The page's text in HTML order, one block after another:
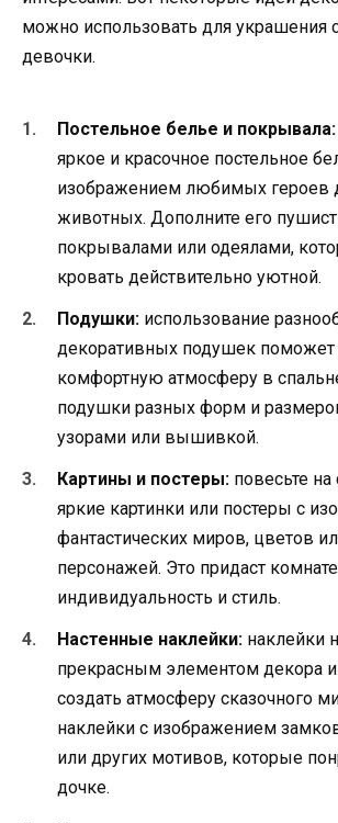
можно использовать для украшения
девочки.
Постельное белье и покрывала:
яркое и красочное постельное
изображением любимых героев
животных. Дополните его
покрывалами или одеялами,
кровать действительно уютной.
Подушки: использование
декоративных подушек поможет
комфортную атмосферу в
подушки разных форм и
узорами или вышивкой.
Картины и постеры: повесьте
яркие картинки или постеры с
фантастических миров, цветов
персонажей. Это придаст комнате
индивидуальность и стиль.
Настенные наклейки: наклейки
прекрасным элементом декора
создать атмосферу сказочного
наклейки с изображением
или других мотивов, которые
дочке.